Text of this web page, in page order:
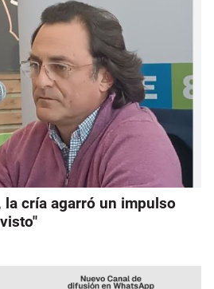
la cría agarró un impulso